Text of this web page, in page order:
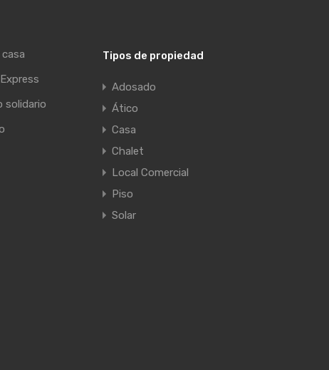
solidario
Tipos de propiedad
Adosado
Ático
Casa
Chalet
Local Comercial
Piso
Solar